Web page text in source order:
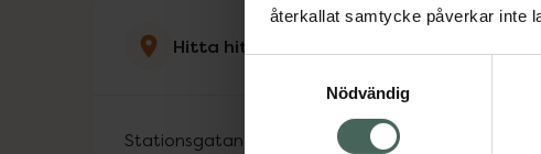
återkallat samtycke påverkar inte
Nödvändig
Hitta hit
Stationsgatan 7